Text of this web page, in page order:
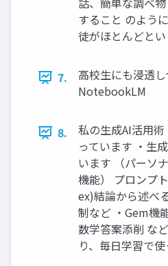
すること のよう
徒がほとんどと
7.
高校生にも浸透
NotebookLM
8.
私の生成AI活用
っています ・生
います （パーソ
機能） プロンプ
ex)結論から述べ
制など ・Gem
数学答案添削 な
り、毎日学習で